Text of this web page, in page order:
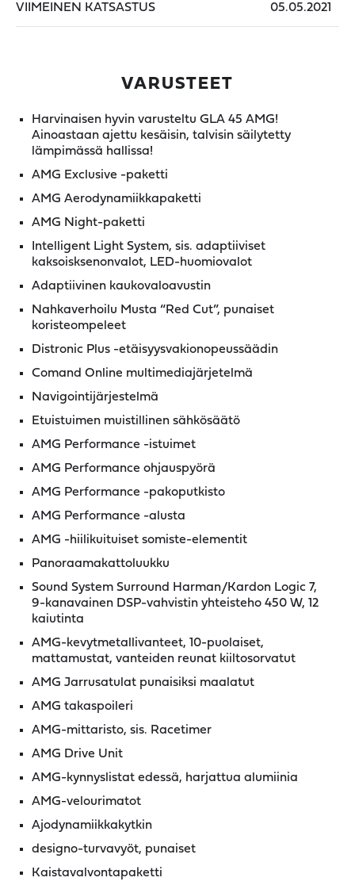
VIIMEINEN KATSASTUS 05.05.2021
VARUSTEET
Harvinaisen hyvin varusteltu GLA 45 AMG!
Ainoastaan ajettu kesäisin, talvisin säilytetty
lämpimässä hallissa!
AMG Exclusive -paketti
AMG Aerodynamiikkapaketti
AMG Night-paketti
Intelligent Light System, sis. adaptiiviset
kaksoisksenonvalot, LED-huomiovalot
Adaptiivinen kaukovaloavustin
Nahkaverhoilu Musta “Red Cut”, punaiset
koristeompeleet
Distronic Plus -etäisyysvakionopeussäädin
Comand Online multimediajärjetelmä
Navigointijärjestelmä
Etuistuimen muistillinen sähkösäätö
AMG Performance -istuimet
AMG Performance ohjauspyörä
AMG Performance -pakoputkisto
AMG Performance -alusta
AMG -hiilikuituiset somiste-elementit
Panoraamakattoluukku
Sound System Surround Harman/Kardon Logic 7,
9-kanavainen DSP-vahvistin yhteisteho 450 W, 12
kaiutinta
AMG-kevytmetallivanteet, 10-puolaiset,
mattamustat, vanteiden reunat kiiltosorvatut
AMG Jarrusatulat punaisiksi maalatut
AMG takaspoileri
AMG-mittaristo, sis. Racetimer
AMG Drive Unit
AMG-kynnyslistat edessä, harjattua alumiinia
AMG-velourimatot
Ajodynamiikkakytkin
designo-turvavyöt, punaiset
Kaistavalvontapaketti